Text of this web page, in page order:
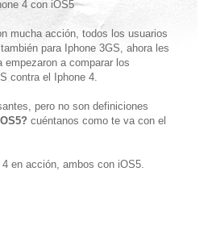
mucha acción, todos los usuarios
para Iphone 3GS, ahora les
a comparar los
contra el Iphone 4.
pero no son definiciones
cuéntanos como te va con el
en acción, ambos con iOS5.